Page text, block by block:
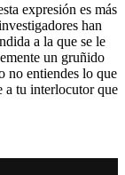
expresión es más
han
a la que se le
un gruñido
no entiendes lo que
a tu interlocutor que